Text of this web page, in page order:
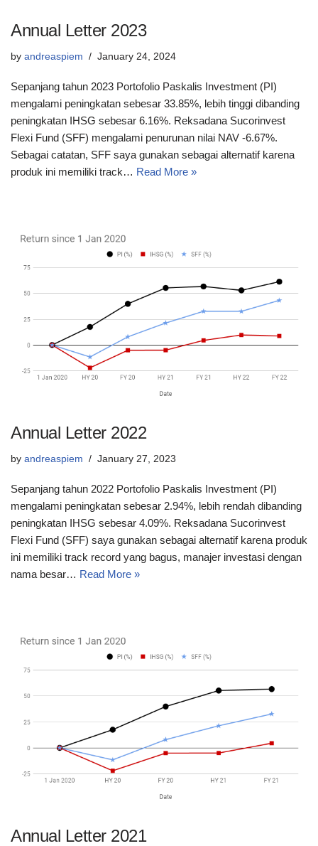
Annual Letter 2023
by andreaspiem January 24, 2024
Sepanjang tahun 2023 Portofolio Paskalis Investment (PI)
mengalami peningkatan sebesar 33.85%, lebih tinggi dibanding
peningkatan IHSG sebesar 6.16%. Reksadana Sucorinvest
Flexi Fund (SFF) mengalami penurunan nilai NAV -6.67%.
Sebagai catatan, SFF saya gunakan sebagai alternatif karena
produk ini memiliki track… Read More »
Annual Letter 2022
by andreaspiem January 27, 2023
Sepanjang tahun 2022 Portofolio Paskalis Investment (PI)
mengalami peningkatan sebesar 2.94%, lebih rendah dibanding
peningkatan IHSG sebesar 4.09%. Reksadana Sucorinvest
Flexi Fund (SFF) saya gunakan sebagai alternatif karena produk
ini memiliki track record yang bagus, manajer investasi dengan
nama besar… Read More »
Annual Letter 2021